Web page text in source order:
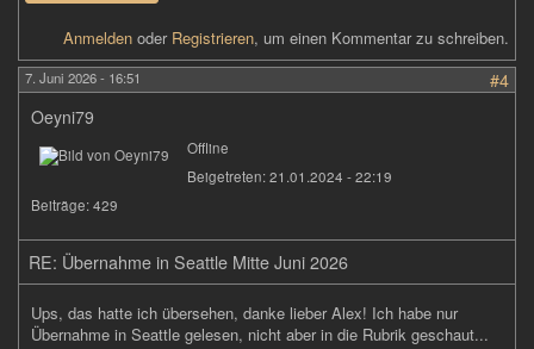
Anmelden oder Registrieren, um einen Kommentar zu schreiben.
7. Juni 2026 - 16:51
#4
Oeyni79
Offline
Beigetreten:21.01.2024 - 22:19
Beiträge:429
RE: Übernahme in Seattle Mitte Juni 2026
Ups, das hatte ich übersehen, danke lieber Alex! Ich habe nur
Übernahme in Seattle gelesen, nicht aber in die Rubrik geschaut...